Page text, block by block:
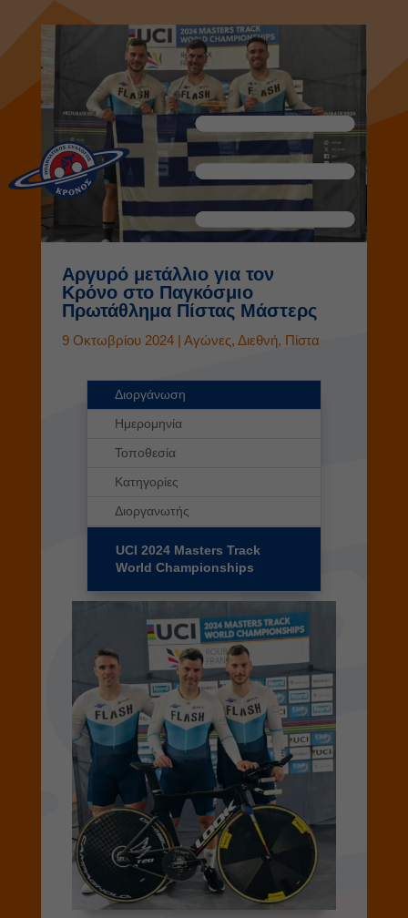
Αργυρό μετάλλιο για τον
Κρόνο στο Παγκόσμιο
Πρωτάθλημα Πίστας Μάστερς
9 Οκτωβρίου 2024| Αγώνες, Διεθνή, Πίστα
Διοργάνωση
Ημερομηνία
Τοποθεσία
Κατηγορίες
Διοργανωτής
UCI 2024 Masters Track
World Championships